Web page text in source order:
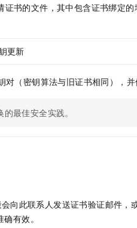
书的文件，其中包含证书绑定
更新
对（密钥算法与旧证书相同），
最佳安全实践。
向此联系人发送证书验证邮件，
有效。